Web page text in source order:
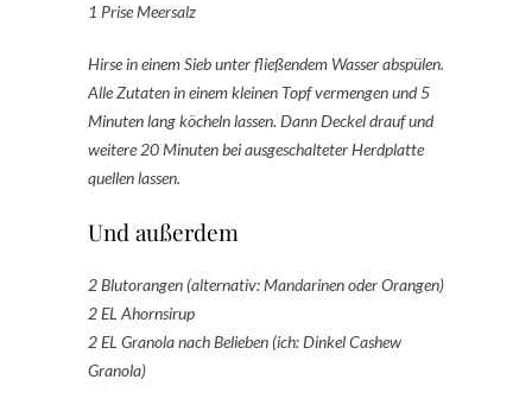
1 Prise Meersalz
Hirse in einem Sieb unter fließendem Wasser abspülen.
Alle Zutaten in einem kleinen Topf vermengen und 5
Minuten lang köcheln lassen. Dann Deckel drauf und
weitere 20 Minuten bei ausgeschalteter Herdplatte
quellen lassen.
Und außerdem
2 Blutorangen (alternativ: Mandarinen oder Orangen)
2 EL Ahornsirup
2 EL Granola nach Belieben (ich: Dinkel Cashew
Granola)